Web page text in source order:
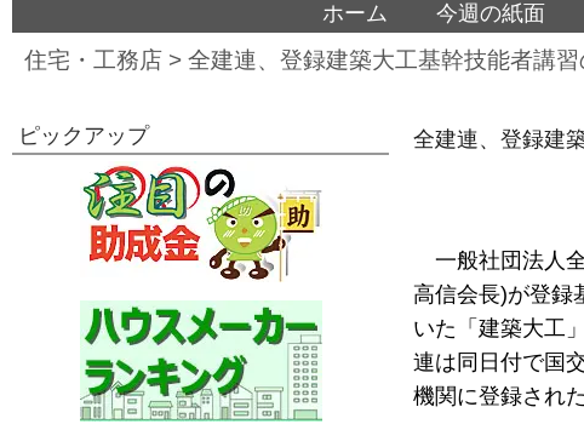
ホーム 今週の紙面
住宅・工務店 > 全建連、登録建築大工基幹技能者講
全建連、登録建
一般社団法人
高信会長)が登録
いた「建築大工
連は同日付で国
機関に登録された
ピックアップ